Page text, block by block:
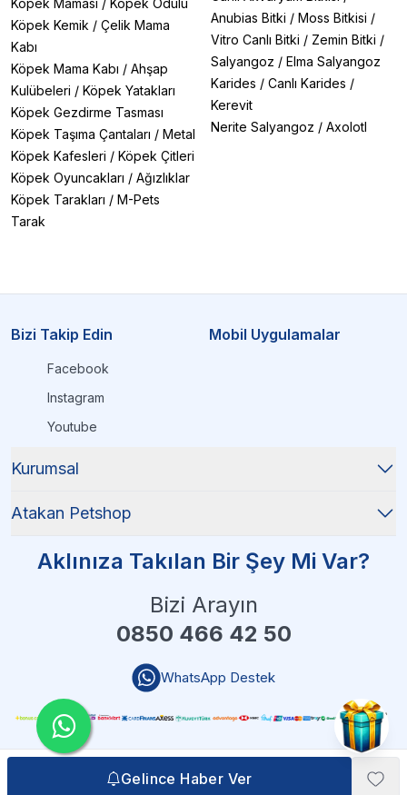
Gelince Haber Ver
Gelince Haber Ver
Köpek Maması / Köpek Ödülü
Köpek Kemik / Çelik Mama
Kabı
Köpek Mama Kabı / Ahşap
Kulübeleri / Köpek Yatakları
Köpek Gezdirme Tasması
Köpek Taşıma Çantaları / Metal
Köpek Kafesleri / Köpek Çitleri
Köpek Oyuncakları / Ağızlıklar
Köpek Tarakları / M-Pets
Tarak
Anubias Bitki / Moss Bitkisi /
Vitro Canlı Bitki / Zemin Bitki /
Salyangoz / Elma Salyangoz
Karides / Canlı Karides /
Kerevit
Nerite Salyangoz / Axolotl
Bizi Takip Edin
Facebook
Instagram
Youtube
Mobil Uygulamalar
Kurumsal
Atakan Petshop
Aklınıza Takılan Bir Şey Mi Var?
Bizi Arayın
0850 466 42 50
WhatsApp Destek
Atakan Petshop - 2025 Tüm Hakları Saklıdır | Reliefers Digital